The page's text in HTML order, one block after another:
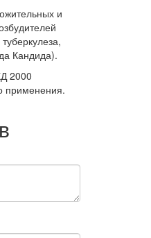
и
Кандида).
2000
применения.